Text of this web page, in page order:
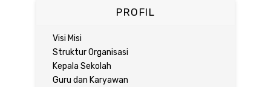
PROFIL
Visi Misi
Struktur Organisasi
Kepala Sekolah
Guru dan Karyawan